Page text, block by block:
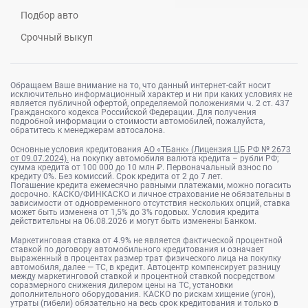
Подбор авто
Срочный выкуп
Обращаем Ваше внимание на то, что данный интернет-сайт носит
исключительно информационный характер и ни при каких условиях не
является публичной офертой, определяемой положениями ч. 2 ст. 437
Гражданского кодекса Российской Федерации. Для получения
подробной информации о стоимости автомобилей, пожалуйста,
обратитесь к менеджерам автосалона.
Основные условия кредитования АО «ТБанк» (Лицензия ЦБ РФ № 2673
от 09.07.2024). на покупку автомобиля валюта кредита – рубли РФ;
сумма кредита от 100 000 до 10 млн ₽. Первоначальный взнос по
кредиту 0%. Без комиссий. Срок кредита от 2 до 7 лет.
Погашение кредита ежемесячно равными платежами, можно погасить
досрочно. КАСКО/ФИНКАСКО и личное страхование не обязательны в
зависимости от одновременного отсутствия нескольких опций, ставка
может быть изменена от 1,5% до 3% годовых. Условия кредита
действительны на 06.08.2026 и могут быть изменены Банком.
Маркетинговая ставка от 4.9% не является фактической процентной
ставкой по договору автомобильного кредитования и означает
выраженный в процентах размер трат физического лица на покупку
автомобиля, далее — ТС, в кредит. Автоцентр компенсирует разницу
между маркетинговой ставкой и процентной ставкой посредством
соразмерного снижения дилером цены на ТС, установки
дополнительного оборудования. КАСКО по рискам хищение (угон),
утраты (гибели) обязательно на весь срок кредитования и только в